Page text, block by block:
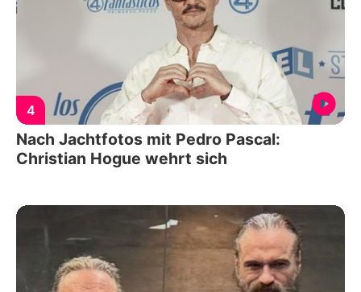
4
Nach Jachtfotos mit Pedro Pascal:
Christian Hogue wehrt sich